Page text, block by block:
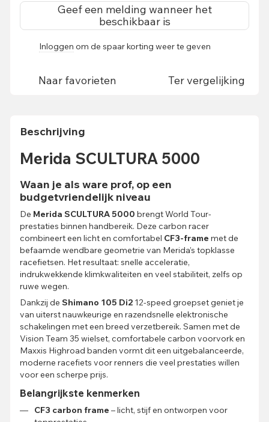
Geef een melding wanneer het
beschikbaar is
Inloggen om de spaar korting weer te geven
Naar favorieten Ter vergelijking
Beschrijving
Merida SCULTURA 5000
Waan je als ware prof, op een
budgetvriendelijk niveau
De Merida SCULTURA 5000 brengt World Tour-
prestaties binnen handbereik. Deze carbon racer
combineert een licht en comfortabel CF3-frame met de
befaamde wendbare geometrie van Merida’s topklasse
racefietsen. Het resultaat: snelle acceleratie,
indrukwekkende klimkwaliteiten en veel stabiliteit, zelfs op
ruwe wegen.
Dankzij de Shimano 105 Di2 12-speed groepset geniet je
van uiterst nauwkeurige en razendsnelle elektronische
schakelingen met een breed verzetbereik. Samen met de
Vision Team 35 wielset, comfortabele carbon voorvork en
Maxxis Highroad banden vormt dit een uitgebalanceerde,
moderne racefiets voor renners die veel prestaties willen
voor een scherpe prijs.
Belangrijkste kenmerken
CF3 carbon frame – licht, stijf en ontworpen voor